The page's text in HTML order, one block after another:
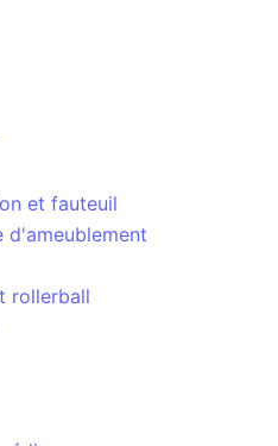
et fauteuil
d'ameublement
rollerball